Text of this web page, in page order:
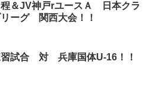
程＆JV神戸rユースＡ 日本クラ
ーグ 関西大会！！
試合 対 兵庫国体U-16！！